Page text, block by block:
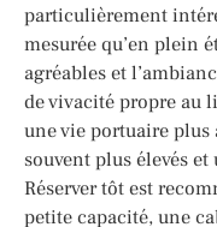
particulièrement
mesurée qu’en plein
agréables et
de vivacité propre au
une vie portuaire plus
souvent plus élevés
Réserver tôt est
petite capacité, une